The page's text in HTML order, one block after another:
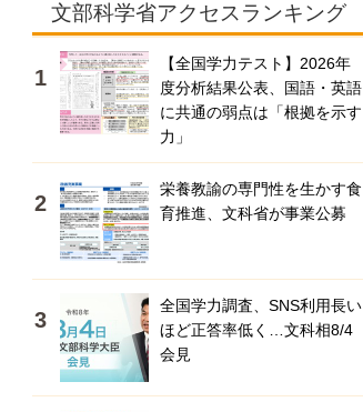
文部科学省アクセスランキング
【全国学力テスト】2026年
度分析結果公表、国語・英語
に共通の弱点は「根拠を示す
力」
栄養教諭の専門性を生かす食
育推進、文科省が事業公募
全国学力調査、SNS利用長い
ほど正答率低く…文科相8/4
会見